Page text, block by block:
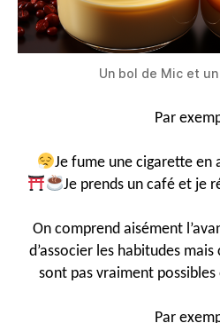
Un bol de Mic et
Par
Je fume une cigarette en
Je prends un café et je
On comprend aisément
d’associer les habitudes
sont pas vraiment
Par